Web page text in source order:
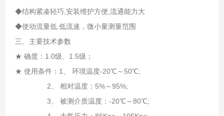
◆结构紧凑轻巧,安装维护方便,流通能力大
◆使动流量低.低流速，微小量测量范围
三、主要技术参数
★ 确度：1.0级、1.5级；
★ 使用条件：1、 环境温度-20℃～50℃;
2、 相对温度：5%～95%;
3、 被测介质温度：-20℃～80℃;